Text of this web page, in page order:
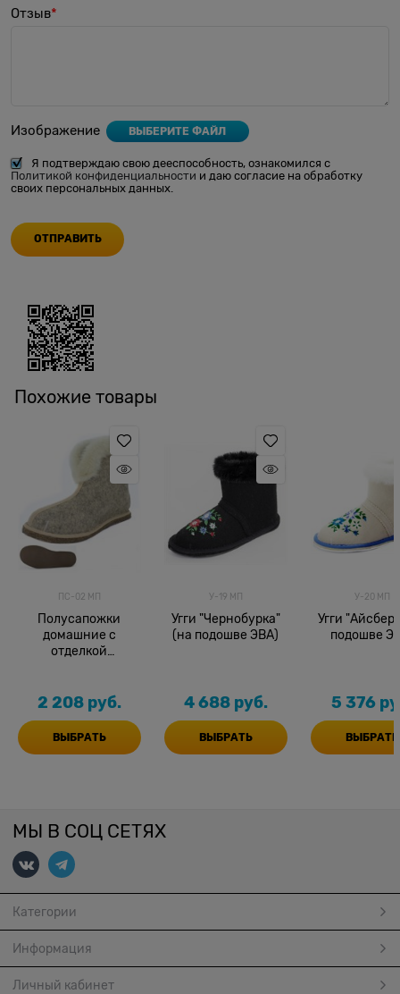
Отзыв
Изображение ВЫБЕРИТЕ ФАЙЛ
Я подтверждаю свою дееспособность, ознакомился с
Политикой конфиденциальности и даю согласие на обработку
своих персональных данных.
Похожие товары
ПС-02 МП
Полусапожки
домашние с
отделкой
2 208 руб.
ВЫБРАТЬ
У-19 МП
Угги "Чернобурка"
(на подошве ЭВА)
4 688 руб.
ВЫБРАТЬ
У-20 МП
Угги
подошве
5 376
ВЫБРАТЬ
МЫ В СОЦ СЕТЯХ
Категории
Информация
Личный кабинет